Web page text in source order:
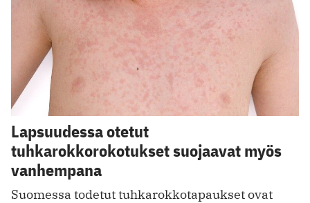
Lapsuudessa otetut
tuhkarokkorokotukset suojaavat myös
vanhempana
Suomessa todetut tuhkarokkotapaukset ovat